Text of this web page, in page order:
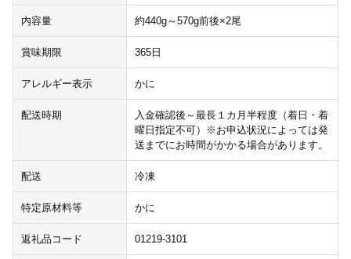
内容量 約440g～570g前後×2尾
賞味期限 365日
アレルギー表示 かに
配送時期
入金確認後～最長１カ月半程度（着日・着
曜日指定不可）※お申込状況によっては発
送までにお時間がかかる場合があります。
配送 冷凍
特定原材料等 かに
返礼品コード 01219-3101